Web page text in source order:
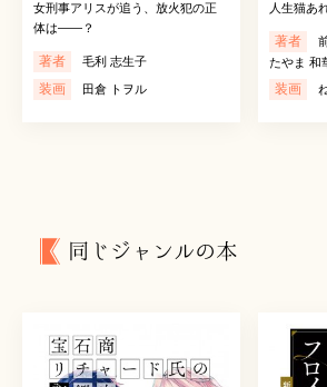
女刑事アリスが追う、放火犯の正
体は――？
著者 毛利 志生子
装画 田倉 トヲル
人生猫あ
著者
たやま 和
装画
同じジャンルの本